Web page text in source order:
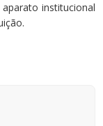
institucional